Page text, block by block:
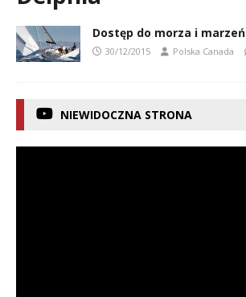
Dostęp do morza i marzeń
30/12/2015 Polska Canada
NIEWIDOCZNA STRONA